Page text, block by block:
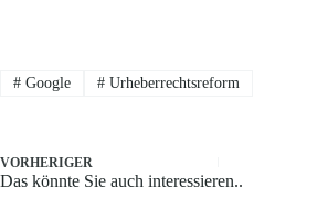
#Google #Urheberrechtsreform
VORHERIGER
Das könnte Sie auch interessieren..